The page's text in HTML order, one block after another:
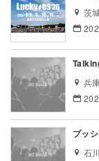
茨
兵
プッ
石